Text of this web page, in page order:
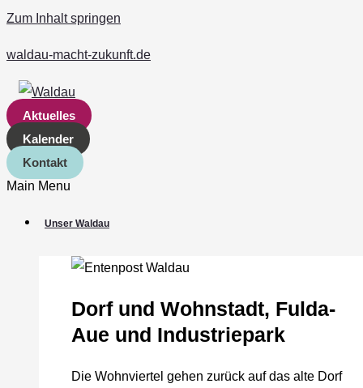
Zum Inhalt springen
waldau-macht-zukunft.de
Aktuelles
Kalender
Kontakt
Main Menu
Unser Waldau
Dorf und Wohnstadt, Fulda‐
Aue und Industriepark
Die Wohnviertel gehen zurück auf das alte Dorf